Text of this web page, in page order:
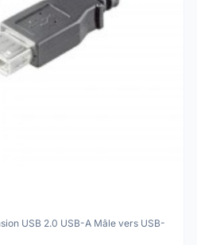
USB 2.0 USB-A Mâle vers USB-